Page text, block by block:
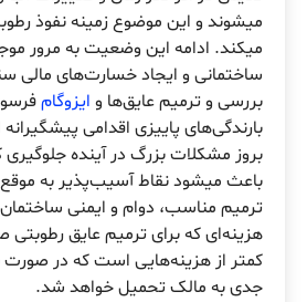
میشوند و این موضوع زمینه نفوذ
میکند. ادامه این وضعیت به مرور
ساختمانی و ایجاد خسارت‌های مالی
بررسی و ترمیم عایق‌ها و ایزوگام‌
بارندگی‌های پاییزی اقدامی
بروز مشکلات بزرگ در آینده جلوگیری
باعث میشود نقاط آسیب‌پذیر به
ترمیم مناسب، دوام و ایمنی
هزینه‌ای که برای ترمیم عایق
کمتر از هزینه‌هایی است که در صورت
جدی به مالک تحمیل خواهد شد.